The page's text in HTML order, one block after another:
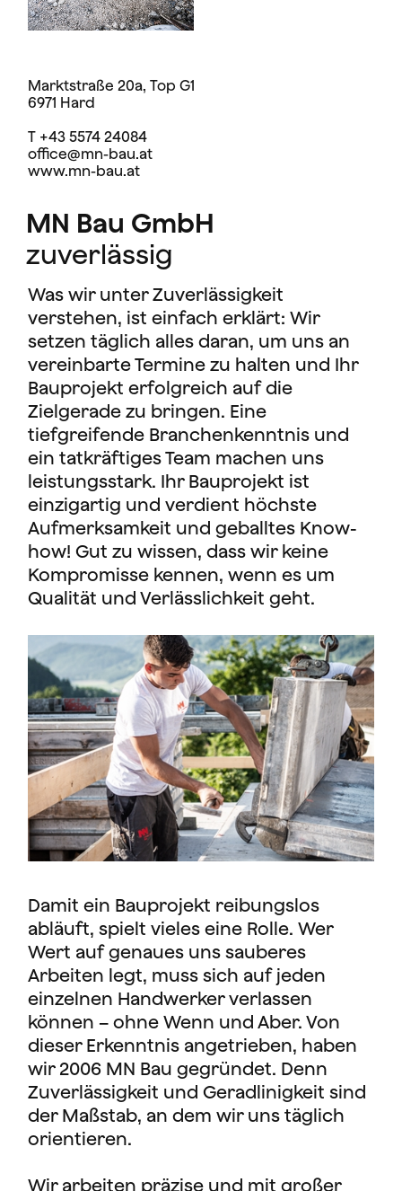
Marktstraße 20a, Top G1
6971 Hard
T +43 5574 24084
office@mn-bau.at
www.mn-bau.at
MN Bau GmbH
zuverlässig
Was wir unter Zuverlässigkeit
verstehen, ist einfach erklärt: Wir
setzen täglich alles daran, um uns an
vereinbarte Termine zu halten und Ihr
Bauprojekt erfolgreich auf die
Zielgerade zu bringen. Eine
tiefgreifende Branchenkenntnis und
ein tatkräftiges Team machen uns
leistungsstark. Ihr Bauprojekt ist
einzigartig und verdient höchste
Aufmerksamkeit und geballtes Know-
how! Gut zu wissen, dass wir keine
Kompromisse kennen, wenn es um
Qualität und Verlässlichkeit geht.
Damit ein Bauprojekt reibungslos
abläuft, spielt vieles eine Rolle. Wer
Wert auf genaues uns sauberes
Arbeiten legt, muss sich auf jeden
einzelnen Handwerker verlassen
können – ohne Wenn und Aber. Von
dieser Erkenntnis angetrieben, haben
wir 2006 MN Bau gegründet. Denn
Zuverlässigkeit und Geradlinigkeit sind
der Maßstab, an dem wir uns täglich
orientieren.
Wir arbeiten präzise und mit großer